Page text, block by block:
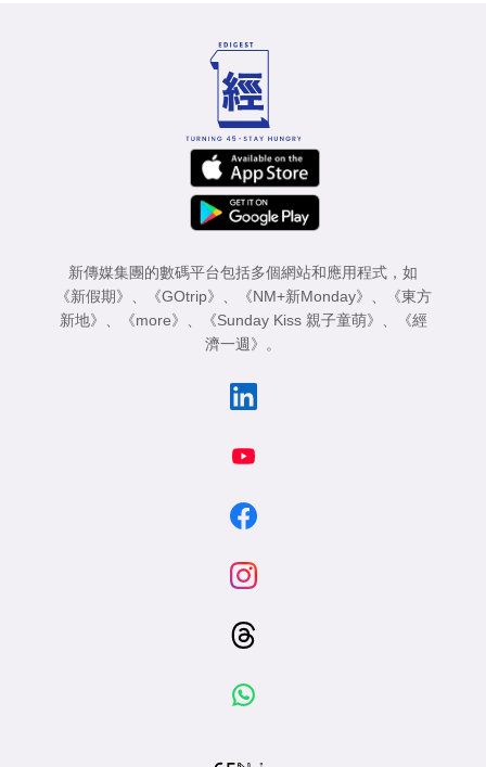
新傳媒集團的數碼平台包括多個網站和應用程式，如
《新假期》 、 《GOtrip》 、 《NM+新Monday》 、
《東方
新地》 、 《more》 、 《Sunday Kiss 親子童萌》 、
《經
濟一週》 。